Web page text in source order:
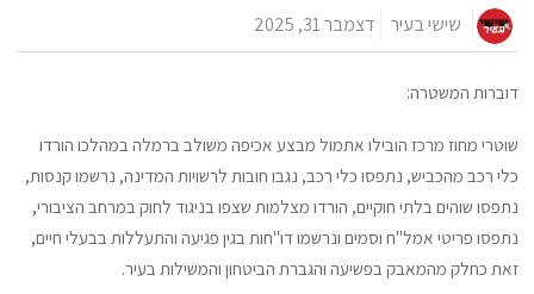
שישי בעיר דצמבר 31, 2025
דוברות המשטרה:
שוטרי מחוז מרכז הובילו אתמול מבצע אכיפה משולב ברמלה במהלכו הורדו
כלי רכב מהכביש, נתפסו כלי רכב, נגבו חובות לרשויות המדינה, נרשמו קנסות,
נתפסו שוהים בלתי חוקיים, הורדו מצלמות שצפו בניגוד לחוק במרחב הציבורי,
נתפסו פריטי אמל"ח וסמים ונרשמו דו"חות בגין פגיעה והתעללות בבעלי חיים,
זאת כחלק מהמאבק בפשיעה והגברת הביטחון והמשילות בעיר.